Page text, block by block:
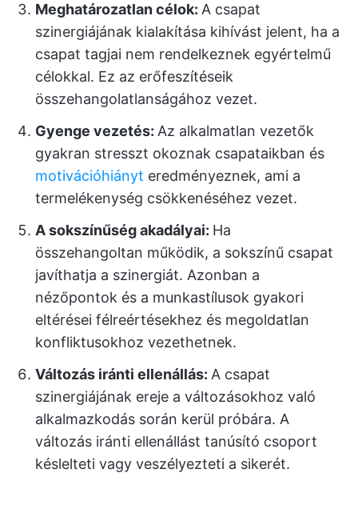
Meghatározatlan célok: A csapat
szinergiájának kialakítása kihívást jelent, ha a
csapat tagjai nem rendelkeznek egyértelmű
célokkal. Ez az erőfeszítéseik
összehangolatlanságához vezet.
Gyenge vezetés: Az alkalmatlan vezetők
gyakran stresszt okoznak csapataikban és
motivációhiányt eredményeznek, ami a
termelékenység csökkenéséhez vezet.
A sokszínűség akadályai: Ha
összehangoltan működik, a sokszínű csapat
javíthatja a szinergiát. Azonban a
nézőpontok és a munkastílusok gyakori
eltérései félreértésekhez és megoldatlan
konfliktusokhoz vezethetnek.
Változás iránti ellenállás: A csapat
szinergiájának ereje a változásokhoz való
alkalmazkodás során kerül próbára. A
változás iránti ellenállást tanúsító csoport
késlelteti vagy veszélyezteti a sikerét.